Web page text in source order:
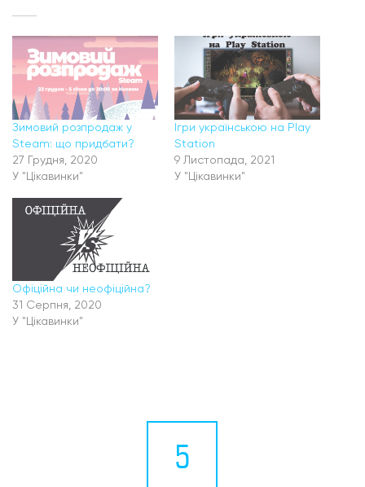
Зимовий розпродаж у
Steam: що придбати?
27 Грудня, 2020
У "Цікавинки"
Ігри українською на Play
Station
9 Листопада, 2021
У "Цікавинки"
Офіційна чи неофіційна?
31 Серпня, 2020
У "Цікавинки"
5